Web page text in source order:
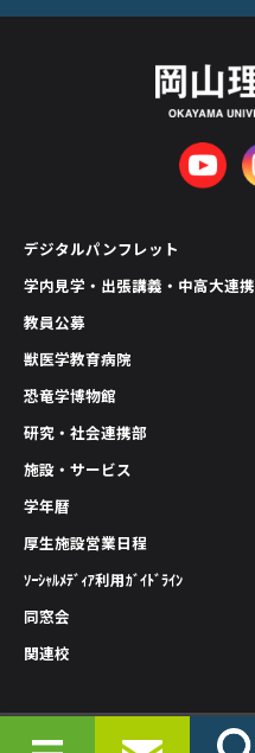
デジタルパンフレット
学内見学・出張講義・中高大連携
教員公募
獣医学教育病院
恐竜学博物館
研究・社会連携部
施設・サービス
学年暦
厚生施設営業日程
ｿｰｼｬﾙﾒﾃﾞｨｱ利用ｶﾞｲﾄﾞﾗｲﾝ
同窓会
関連校
情報公開